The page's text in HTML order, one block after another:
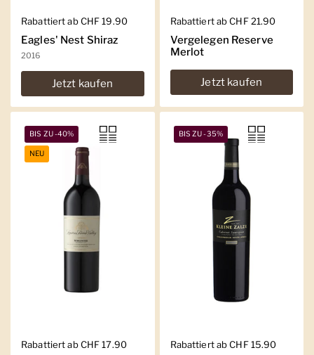
Regulärer Preis
Rabattiert ab CHF 19.90
Eagles' Nest Shiraz
2016
Jetzt kaufen
Regulärer Preis
Rabattiert ab CHF 21.90
Vergelegen Reserve
Merlot
Jetzt kaufen
Regulärer Preis
Rabattiert ab CHF 17.90
BIS ZU -40%
NEU
Regulärer Preis
Rabattiert ab CHF 15.90
BIS ZU -35%